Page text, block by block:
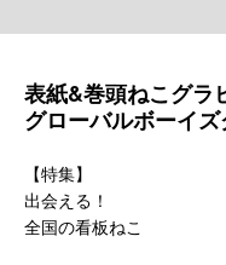
表紙&巻頭ねこグラ
グローバルボーイ
【特集】
出会える！
全国の看板ねこ